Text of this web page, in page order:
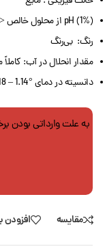
pH (1%) از محلول خالص <2
رنگ: بی‌رنگ
مقدار انحلال در آب:
دانسیته در دمای °1.14 – 1.18
به علت وارداتی بودن
مقایسه افزودن